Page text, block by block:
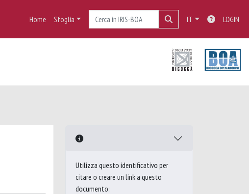
Home Sfoglia IT LOGIN
Utilizza questo identificativo per
citare o creare un link a questo
documento: